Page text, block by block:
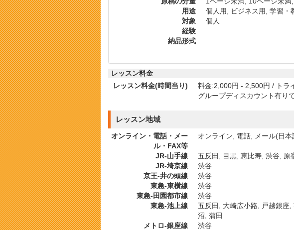
用途
個人用, ビジネス用, 学習・
対象
個人
経験
納品形式
レッスン料金
レッスン料金(時間当り)
料金:2,000円 - 2,500円 / トラ
グループディスカウント有り
レッスン地域
オンライン・電話・メー
ル・FAX等
オンライン, 電話, メール(日本
JR-山手線
五反田, 目黒, 恵比寿, 渋谷, 原
JR-埼京線
渋谷
京王-井の頭線
渋谷
東急-東横線
渋谷
東急-田園都市線
渋谷
東急-池上線
五反田, 大崎広小路, 戸越銀座
沼, 蒲田
メトロ-銀座線
渋谷